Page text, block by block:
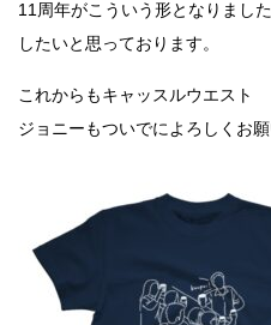
11周年がこういう形となりまし
したいと思っております。
これからもキャッスルウエスト
ジョニーもついでによろしくお